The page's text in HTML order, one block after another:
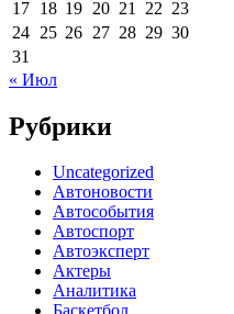
17 18 19 20 21 22 23
24 25 26 27 28 29 30
31
« Июл
Рубрики
Uncategorized
Автоновости
Автособытия
Автоспорт
Автоэксперт
Актеры
Аналитика